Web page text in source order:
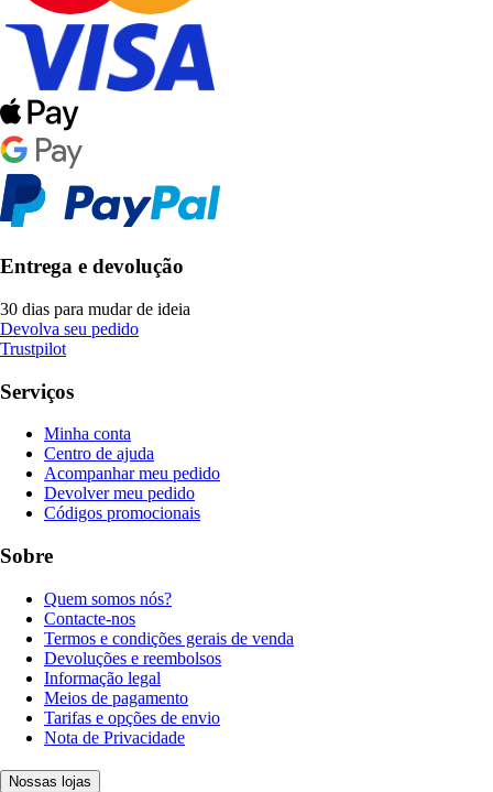
Entrega e devolução
30 dias para mudar de ideia
Devolva seu pedido
Trustpilot
Serviços
Minha conta
Centro de ajuda
Acompanhar meu pedido
Devolver meu pedido
Códigos promocionais
Sobre
Quem somos nós?
Contacte-nos
Termos e condições gerais de venda
Devoluções e reembolsos
Informação legal
Meios de pagamento
Tarifas e opções de envio
Nota de Privacidade
Nossas lojas